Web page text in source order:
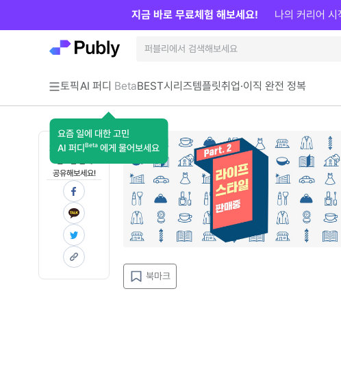
토픽AI 퍼디 Beta
요즘 일에 대한 고민
AI 퍼디 Beta 에게 물어보세요
BEST시리즈템플릿취업·이직 완전 정복
지금 바로 무료체험 해보세요! 나의 커리어 시
지금 인사이트가
공유해보세요!
북마크